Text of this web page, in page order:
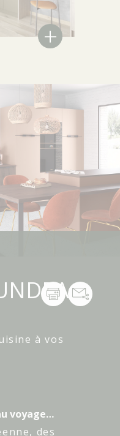
+
à vos
voyage…
des